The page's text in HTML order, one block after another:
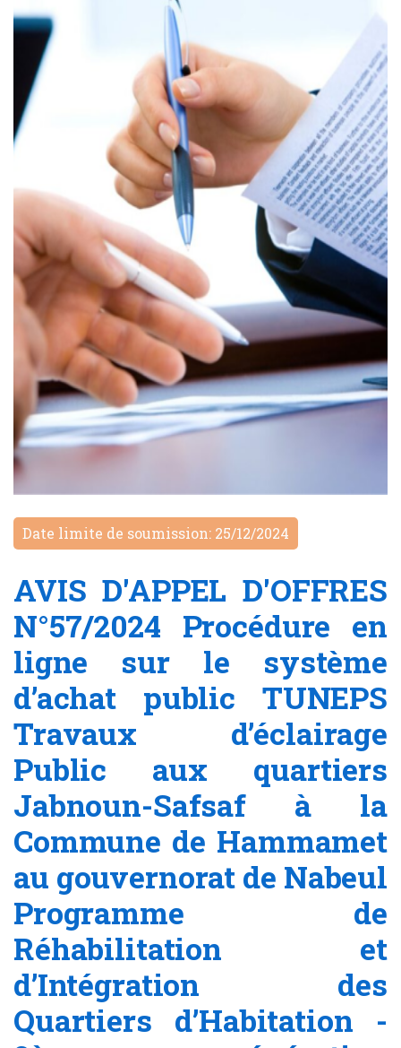
Date limite de soumission: 25/12/2024
AVIS D'APPEL D'OFFRES
N°57/2024 Procédure en
ligne sur le système
d’achat public TUNEPS
Travaux d’éclairage
Public aux quartiers
Jabnoun-Safsaf à la
Commune de Hammamet
au gouvernorat de Nabeul
Programme de
Réhabilitation et
d’Intégration des
Quartiers d’Habitation -